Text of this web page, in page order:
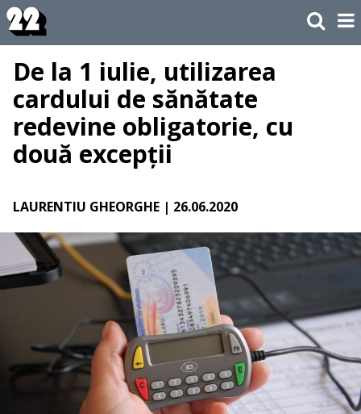
De la 1 iulie, utilizarea
cardului de sănătate
redevine obligatorie, cu
două excepții
LAURENTIU GHEORGHE | 26.06.2020